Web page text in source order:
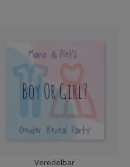
Veredelbar